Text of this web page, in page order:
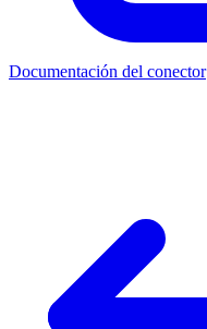
Documentación del conector